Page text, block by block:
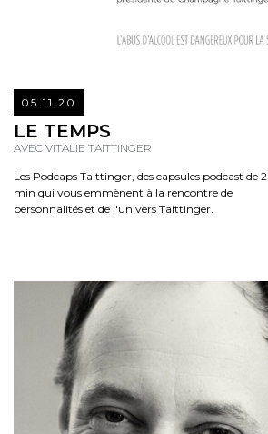
05.11.20
LE TEMPS
AVEC VITALIE TAITTINGER
Les Podcaps Taittinger, des capsules podcast de 2
min qui vous emmènent à la rencontre de
personnalités et de l'univers Taittinger.